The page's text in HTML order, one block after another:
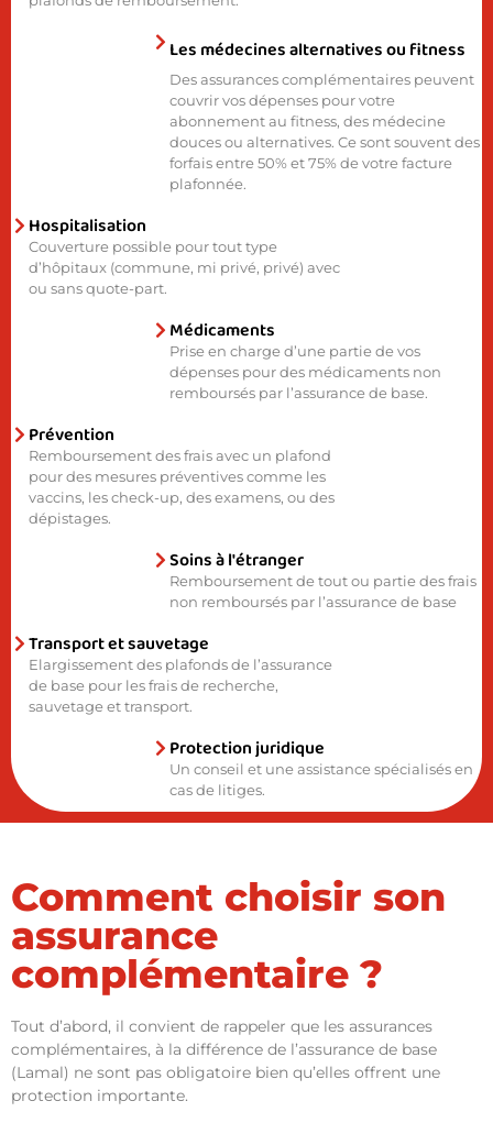
Les médecines alternatives ou fitness
Des assurances complémentaires peuvent
couvrir vos dépenses pour votre
abonnement au fitness, des médecine
douces ou alternatives. Ce sont souvent des
forfais entre 50% et 75% de votre facture
plafonnée.
Hospitalisation
Couverture possible pour tout type
d’hôpitaux (commune, mi privé, privé) avec
ou sans quote-part.
Médicaments
Prise en charge d’une partie de vos
dépenses pour des médicaments non
remboursés par l’assurance de base.
Prévention
Remboursement des frais avec un plafond
pour des mesures préventives comme les
vaccins, les check-up, des examens, ou des
dépistages.
Soins à l'étranger
Remboursement de tout ou partie des frais
non remboursés par l’assurance de base
Transport et sauvetage
Elargissement des plafonds de l’assurance
de base pour les frais de recherche,
sauvetage et transport.
Protection juridique
Un conseil et une assistance spécialisés en
cas de litiges.
Comment choisir son
assurance
complémentaire ?
Tout d’abord, il convient de rappeler que les assurances
complémentaires, à la différence de l’assurance de base
(Lamal) ne sont pas obligatoire bien qu’elles offrent une
protection importante.